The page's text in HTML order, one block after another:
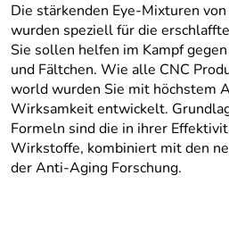
Die stärkenden Eye-Mixturen
wurden speziell für die
Sie sollen helfen im Kampf
und Fältchen. Wie alle CNC
world wurden Sie mit höchstem
Wirksamkeit entwickelt.
Formeln sind die in ihrer
Wirkstoffe, kombiniert mit den
der Anti-Aging Forschung.